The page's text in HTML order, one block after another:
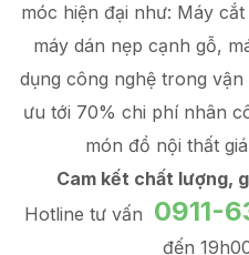
móc hiện đại như: Máy
máy dán nẹp cạnh gỗ,
dụng công nghệ trong
ưu tới 70% chi phí nhân
món đồ nội thất
Cam kết chất lượng,
Hotline tư vấn 0911-
đến